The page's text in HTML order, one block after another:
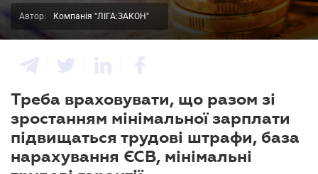
Автор: Компанія "ЛІГА:ЗАКОН"
Треба враховувати, що разом зі
зростанням мінімальної зарплати
підвищаться трудові штрафи, база
нарахування ЄСВ, мінімальні